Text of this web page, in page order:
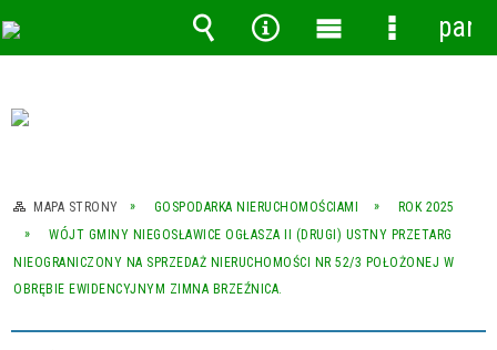
MAPA STRONY GOSPODARKA NIERUCHOMOŚCIAMI
ROK 2025
WÓJT GMINY NIEGOSŁAWICE OGŁASZA II (DRUGI) USTNY PRZETARG
NIEOGRANICZONY NA SPRZEDAŻ NIERUCHOMOŚCI NR 52/3 POŁOŻONEJ W
OBRĘBIE EWIDENCYJNYM ZIMNA BRZEŹNICA.
Wyszukiwarka
Narzędzia
MenuMenu